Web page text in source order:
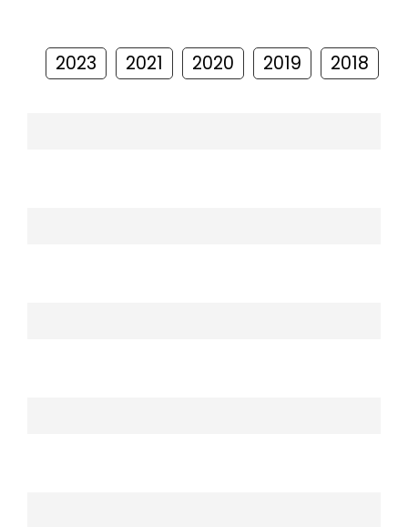
2023 2021 2020 2019 2018